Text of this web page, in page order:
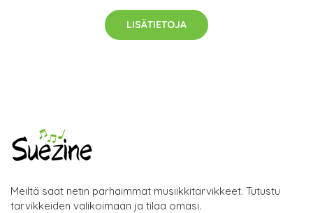
LISÄTIETOJA
Meiltä saat netin parhaimmat musiikkitarvikkeet. Tutustu
tarvikkeiden valikoimaan ja tilaa omasi.